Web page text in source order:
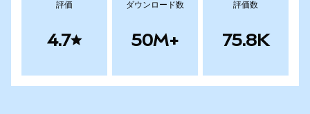
評価
4.7
ダウンロード数
50M+
評価数
75.8K